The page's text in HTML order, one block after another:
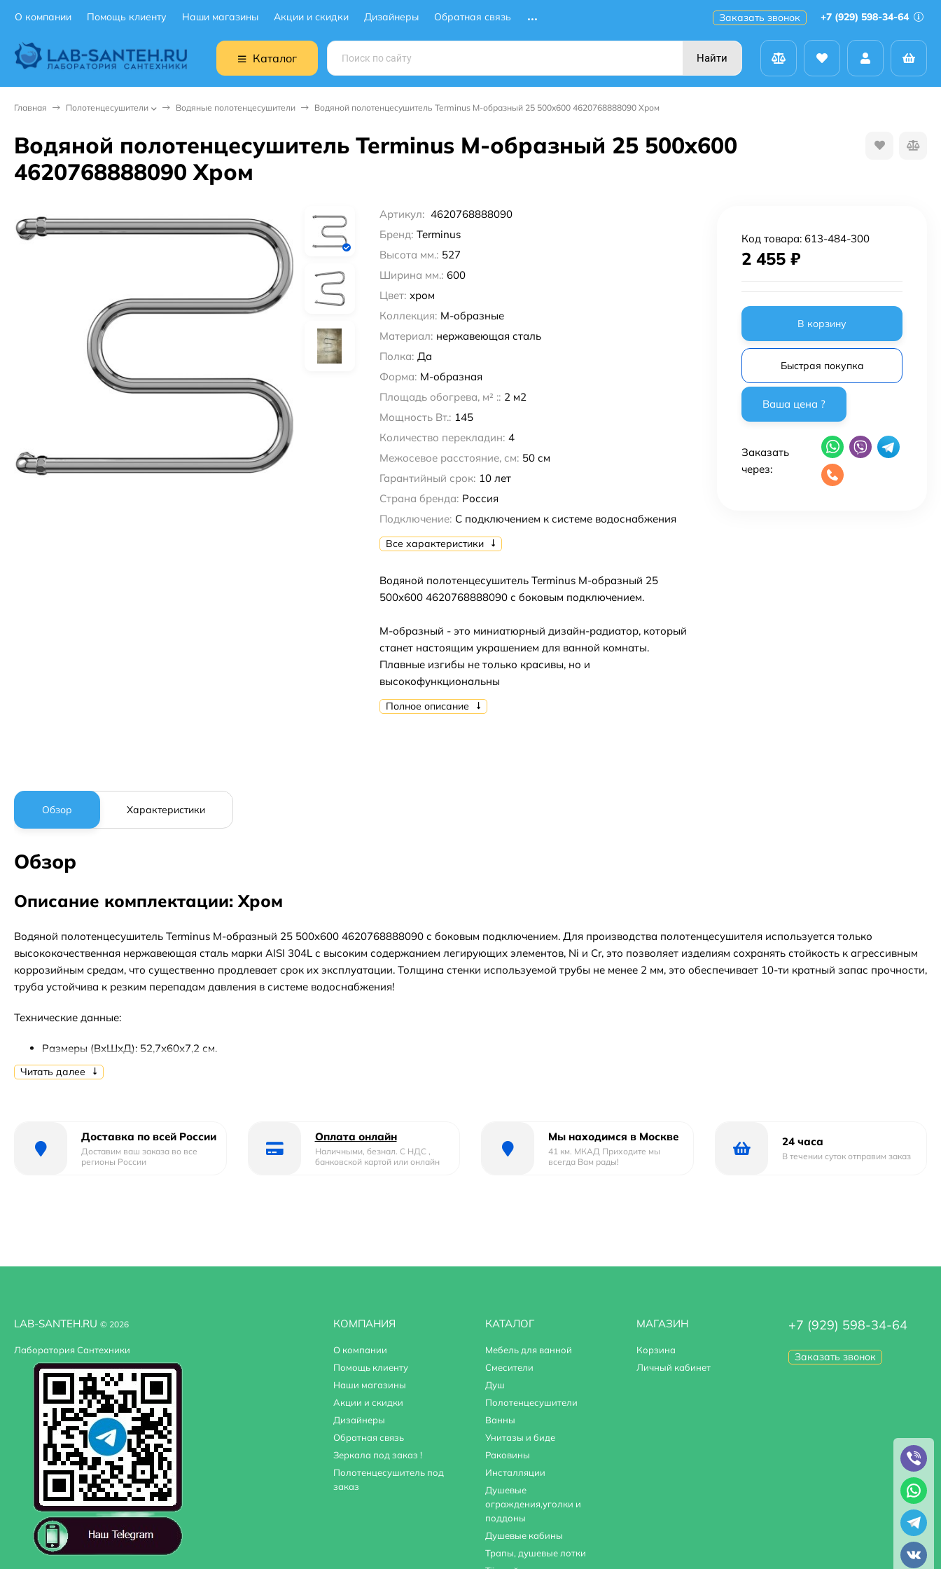
О компании Помощь клиенту Наши магазины Акции и скидки Дизайнеры Обратная связь Заказать звонок +7 (929) 598-34-64
Каталог Найти
Главная Полотенцесушители Водяные полотенцесушители Водяной полотенцесушитель Terminus М-образный 25 500x600 4620768888090 Хром
Водяной полотенцесушитель Terminus М-образный 25 500x600
4620768888090 Хром
Артикул: 4620768888090
Бренд: Terminus
Высота мм.: 527
Ширина мм.: 600
Цвет: хром
Коллекция: М-образные
Материал: нержавеющая сталь
Полка: Да
Форма: М-образная
Площадь обогрева, м² :: 2 м2
Мощность Вт.: 145
Количество перекладин: 4
Межосевое расстояние, см: 50 см
Гарантийный срок: 10 лет
Страна бренда: Россия
Подключение: С подключением к системе водоснабжения
Все характеристики
Водяной полотенцесушитель Terminus М-образный 25
500x600 4620768888090 с боковым подключением.
М-образный - это миниатюрный дизайн-радиатор, который
станет настоящим украшением для ванной комнаты.
Плавные изгибы не только красивы, но и
высокофункциональны
Полное описание
Код товара: 613-484-300
2 455 ₽
В корзину
Быстрая покупка
Заказать
через:
Обзор Характеристики
Обзор
Описание комплектации: Хром
Водяной полотенцесушитель Terminus М-образный 25 500x600 4620768888090 с боковым подключением. Для производства полотенцесушителя используется только
высококачественная нержавеющая сталь марки AISI 304L с высоким содержанием легирующих элементов, Ni и Cr, это позволяет изделиям сохранять стойкость к агрессивным
коррозийным средам, что существенно продлевает срок их эксплуатации. Толщина стенки используемой трубы не менее 2 мм, это обеспечивает 10-ти кратный запас прочности,
труба устойчива к резким перепадам давления в системе водоснабжения!
Технические данные:
Размеры (ВхШхД): 52,7х60х7,2 см.
Межосевое расстояние: 50 см.
Мощность: 145 Вт.
Форма: М-образная.
Материал: нержавеющая сталь.
Цвет: хром.
Читать далее
Доставка по всей России
Доставим ваш заказа во все
регионы России
Оплата онлайн
Наличными, безнал. С НДС ,
банковской картой или онлайн
Мы находимся в Москве
41 км. МКАД Приходите мы
всегда Вам рады!
24 часа
В течении суток отправим заказ
LAB-SANTEH.RU © 2026
Лаборатория Сантехники
КОМПАНИЯ
О компании
Помощь клиенту
Наши магазины
Акции и скидки
Дизайнеры
Обратная связь
Зеркала под заказ !
Полотенцесушитель под
заказ
КАТАЛОГ
Мебель для ванной
Смесители
Душ
Полотенцесушители
Ванны
Унитазы и биде
Раковины
Инсталляции
Душевые
ограждения,уголки и
поддоны
Душевые кабины
Трапы, душевые лотки
МАГАЗИН
Корзина
Личный кабинет
+7 (929) 598-34-64
Заказать звонок